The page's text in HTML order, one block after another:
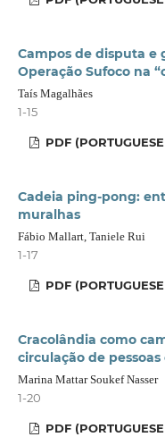
Campos de disputa e
Operação Sufoco na
Taís Magalhães
1-15
PDF
Cadeia ping-pong:
muralhas
Fábio Mallart, Taniele Rui
1-17
PDF
Cracolândia como
circulação de
Marina Mattar Soukef Nasser
1-20
PDF